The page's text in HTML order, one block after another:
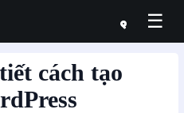
☰
cách tạo